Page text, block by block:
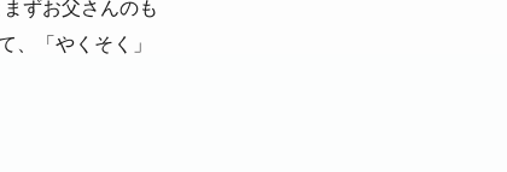
ずお父さんのも
、「やくそく」